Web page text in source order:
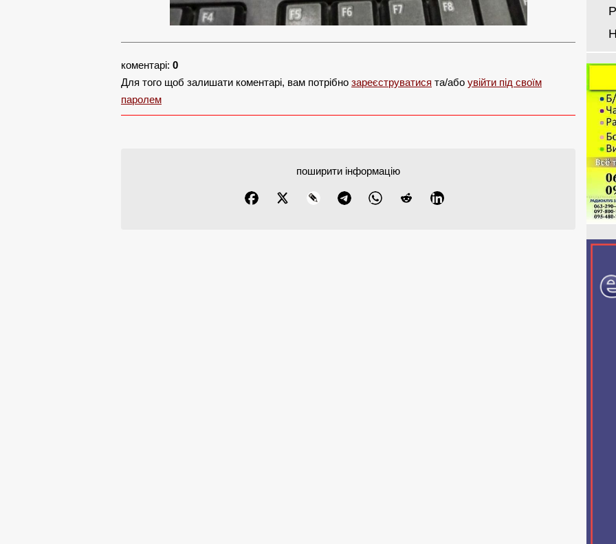
коментарі: 0
Для того щоб залишати коментарі, вам потрібно зареєструватися та/або увійти під своїм
паролем
поширити інформацію